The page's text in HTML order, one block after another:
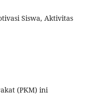
Siswa, Aktivitas
(PKM) ini